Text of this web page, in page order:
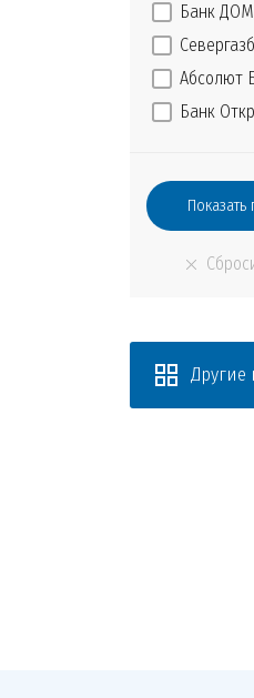
Банк
Абсолют
Банк
Другие